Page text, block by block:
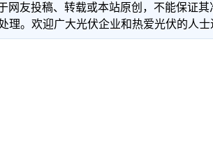
网友投稿、转载或本站原创，不能保证
。欢迎广大光伏企业和热爱光伏的人士